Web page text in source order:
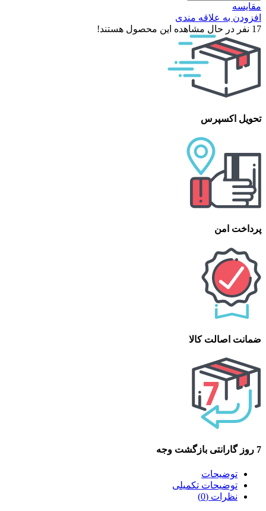
مقایسه
افزودن به علاقه مندی
17 نفر در حال مشاهده این محصول هستند!
تحویل اکسپرس
پرداخت امن
ضمانت اصالت کالا
7 روز گارانتی بازگشت وجه
توضیحات
توضیحات تکمیلی
نظرات (0)